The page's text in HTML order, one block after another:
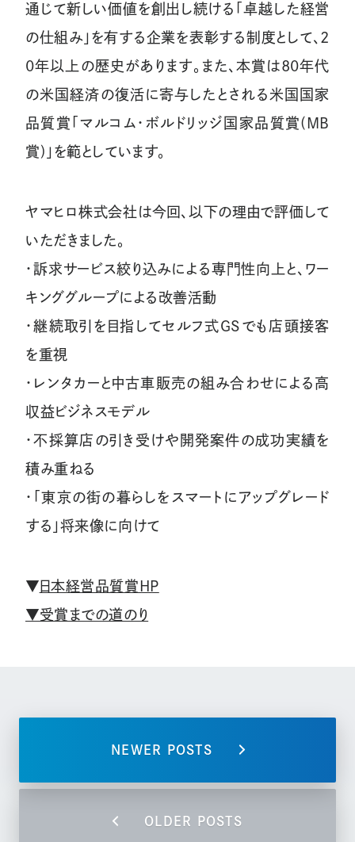
通じて新しい価値を創出し続ける「卓越した経営
の仕組み」を有する企業を表彰する制度として、2
0年以上の歴史があります。また、本賞は80年代
の米国経済の復活に寄与したとされる米国国家
品質賞「マルコム・ボルドリッジ国家品質賞(MB
賞)」を範としています。
ヤマヒロ株式会社は今回、以下の理由で評価して
いただきました。
・訴求サービス絞り込みによる専門性向上と、ワー
キンググループによる改善活動
・継続取引を目指してセルフ式GSでも店頭接客
を重視
・レンタカーと中古車販売の組み合わせによる高
収益ビジネスモデル
・不採算店の引き受けや開発案件の成功実績を
積み重ねる
・「東京の街の暮らしをスマートにアップグレード
する」将来像に向けて
▼ 日本経営品質賞HP
▼受賞までの道のり
OLDER POSTS
NEWER POSTS